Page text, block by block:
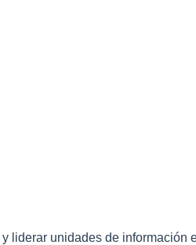
liderar unidades de